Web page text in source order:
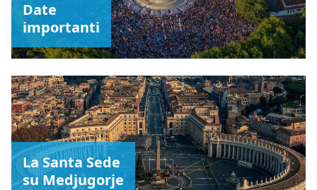
Date
importanti
La Santa Sede
su Medjugorje